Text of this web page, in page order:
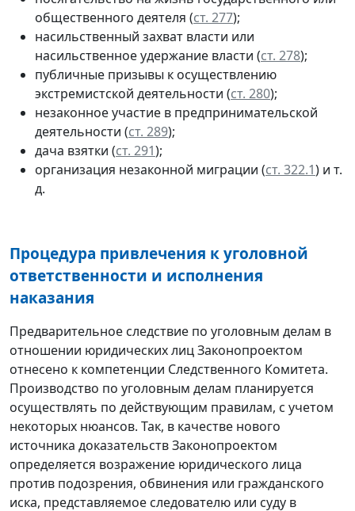
общественного деятеля (ст. 277);
насильственный захват власти или
насильственное удержание власти (ст. 278);
публичные призывы к осуществлению
экстремистской деятельности (ст. 280);
незаконное участие в предпринимательской
деятельности (ст. 289);
дача взятки (ст. 291);
организация незаконной миграции (ст. 322.1) и т.
д.
Процедура привлечения к уголовной
ответственности и исполнения
наказания
Предварительное следствие по уголовным делам в
отношении юридических лиц Законопроектом
отнесено к компетенции Следственного Комитета.
Производство по уголовным делам планируется
осуществлять по действующим правилам, с учетом
некоторых нюансов. Так, в качестве нового
источника доказательств Законопроектом
определяется возражение юридического лица
против подозрения, обвинения или гражданского
иска, представляемое следователю или суду в